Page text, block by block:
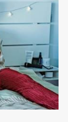
d
e
i
g